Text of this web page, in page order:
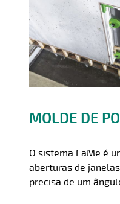
MOLDE DE
O sistema FaMe é
aberturas de
precisa de um